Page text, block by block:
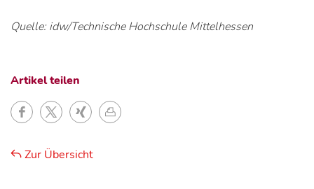
Quelle: idw/Technische Hochschule Mittelhessen
Artikel teilen
Zur Übersicht